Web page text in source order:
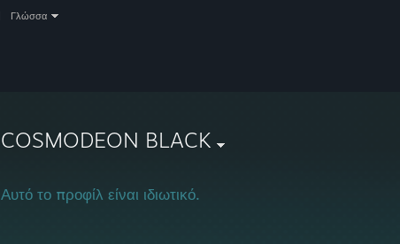
Γλώσσα
COSMODEON BLACK
Αυτό το προφίλ είναι ιδιωτικό.